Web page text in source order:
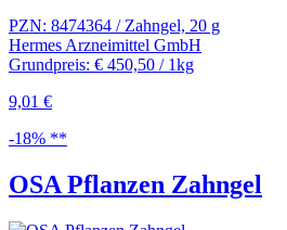
PZN: 8474364 / Zahngel, 20 g
Hermes Arzneimittel GmbH
Grundpreis: € 450,50 / 1kg
9,01 €
-18% **
OSA Pflanzen Zahngel